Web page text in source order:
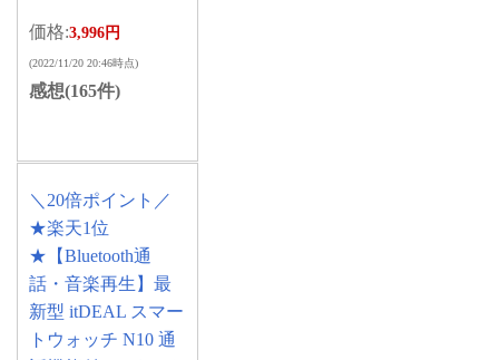
価格:3,996円
(2022/11/20 20:46時点)
感想(165件)
＼20倍ポイント／
★楽天1位
★【Bluetooth通
話・音楽再生】最
新型 itDEAL スマー
トウォッチ N10 通